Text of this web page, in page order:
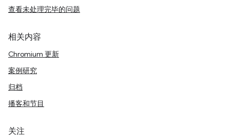
查看未处理完毕的问题
相关内容
Chromium 更新
案例研究
归档
播客和节目
关注